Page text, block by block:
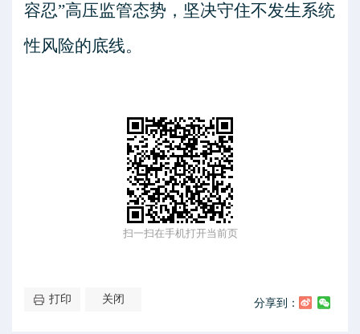
容忍”高压监管态势，坚决守住不发生系统
性风险的底线。
扫一扫在手机打开当前页
打印 关闭 分享到：